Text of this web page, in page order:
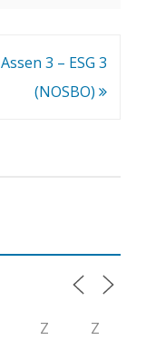
Assen 3 – ESG 3
(NOSBO)
Z
Z